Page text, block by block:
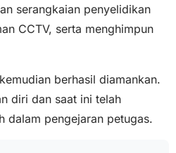
serangkaian penyelidikan
CCTV, serta menghimpun
berhasil diamankan.
diri dan saat ini telah
dalam pengejaran petugas.